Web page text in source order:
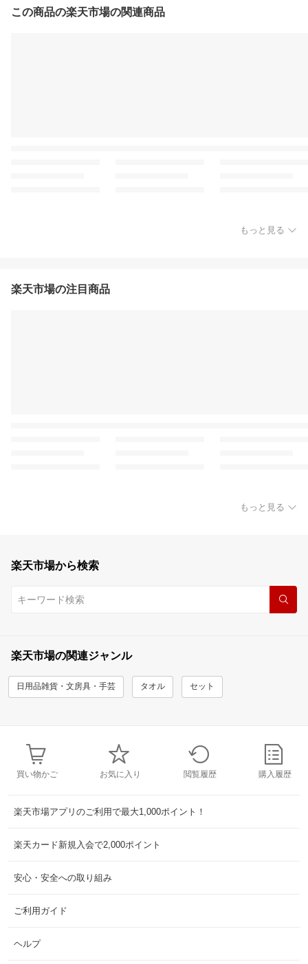
この商品の楽天市場の関連商品
もっと見る
楽天市場の注目商品
もっと見る
楽天市場から検索
楽天市場の関連ジャンル
日用品雑貨・文房具・手芸 タオル セット
買い物かご お気に入り 閲覧履歴 購入履歴
楽天市場アプリのご利用で最大1,000ポイント！
楽天カード新規入会で2,000ポイント
安心・安全への取り組み
ご利用ガイド
ヘルプ